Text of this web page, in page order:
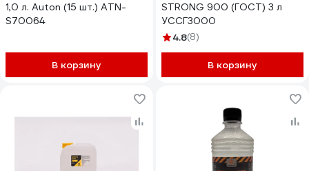
1,0 л. Auton (15 шт.) ATN-
S70064
В корзину
STRONG 900 (ГОСТ) 3 л
УССГ3000
4.8(8)
В корзину